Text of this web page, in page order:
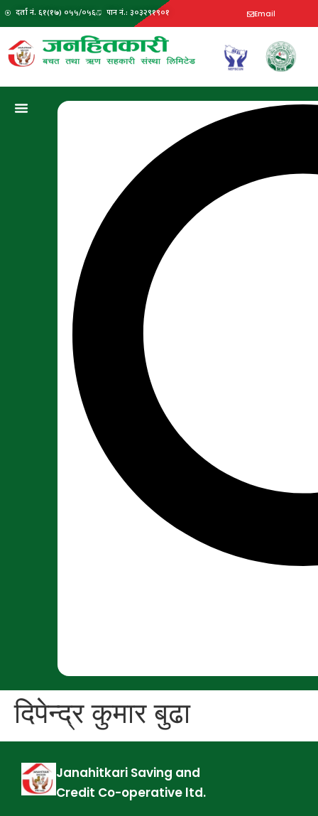
दर्ता नं. ६१(१७) ०५५/०५६ पान नं.: ३०३२९१९०१ Email
दिपेन्द्र कुमार बुढा
Janahitkari Saving and
Credit Co-operative ltd.